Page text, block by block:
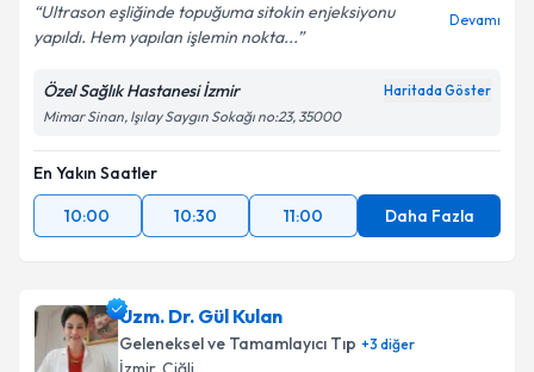
Ultrason eşliğinde topuğuma sitokin enjeksiyonu
yapıldı. Hem yapılan işlemin nokta...
Devamı
Özel Sağlık Hastanesi İzmir Haritada Göster
Mimar Sinan, Işılay Saygın Sokağı no:23, 35000
En Yakın Saatler
10:00
10:30 11:00 Daha Fazla
Uzm. Dr. Gül Kulan
Geleneksel ve Tamamlayıcı Tıp +3 diğer